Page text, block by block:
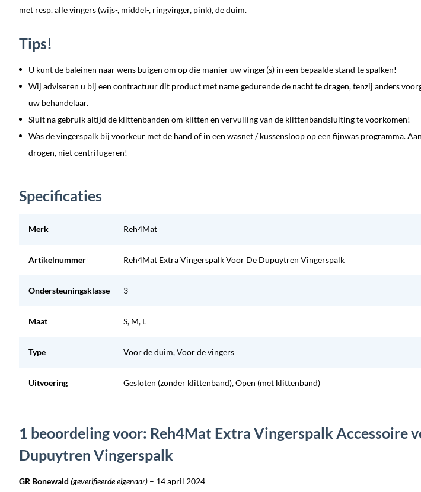
met resp. alle vingers (wijs-, middel-, ringvinger, pink), de duim.
Tips!
U kunt de baleinen naar wens buigen om op die manier uw vinger(s) in een bepaalde stand te spalken!
Wij adviseren u bij een contractuur dit product met name gedurende de nacht te dragen, tenzij anders
uw behandelaar.
Sluit na gebruik altijd de klittenbanden om klitten en vervuiling van de klittenbandsluiting te voorkomen!
Was de vingerspalk bij voorkeur met de hand of in een wasnet / kussensloop op een fijnwas programma.
drogen, niet centrifugeren!
Specificaties
Merk Reh4Mat
Artikelnummer Reh4Mat Extra Vingerspalk Voor De Dupuytren Vingerspalk
Ondersteuningsklasse 3
Maat S, M, L
Type Voor de duim, Voor de vingers
Uitvoering Gesloten (zonder klittenband), Open (met klittenband)
1 beoordeling voor: Reh4Mat Extra Vingerspalk Accessoire
Dupuytren Vingerspalk
GR Bonewald (geverifieerde eigenaar) – 14 april 2024